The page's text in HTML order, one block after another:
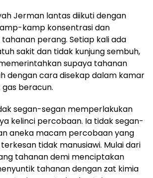
Jerman lantas diikuti dengan
kamp konsentrasi dan
perang. Setiap kali ada
sakit dan tidak kunjung sembuh,
supaya tahanan
dengan cara disekap dalam kamar
beracun.
segan-segan memperlakukan
kelinci percobaan. Ia tidak segan-
aneka macam percobaan yang
tidak manusiawi. Mulai dari
tahanan demi menciptakan
tahanan dengan zat kimia